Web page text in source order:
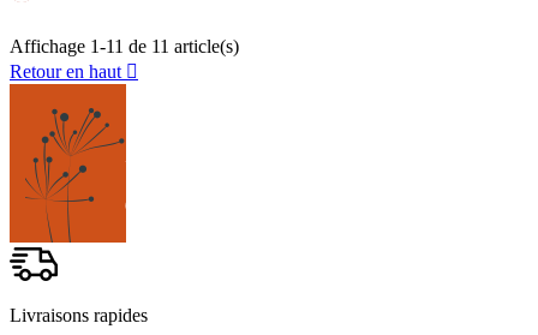
Affichage 1-11 de 11 article(s)
Retour en haut 
Livraisons rapides